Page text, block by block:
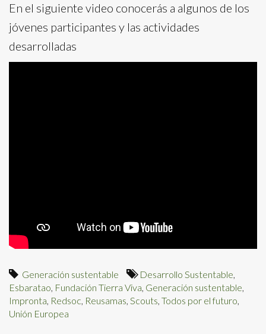
En el siguiente video conocerás a algunos de los
jóvenes participantes y las actividades
desarrolladas
Generación sustentable Desarrollo Sustentable
Esbaratao Fundación Tierra Viva Generación sustentable
Impronta Redsoc Reusamas Scouts Todos por el futuro
Unión Europea